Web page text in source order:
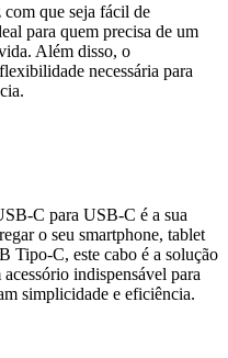
com que seja fácil de
para quem precisa de um
Além disso, o
necessária para
C para USB-C é a sua
o seu smartphone, tablet
Tipo-C, este cabo é a solução
indispensável para
simplicidade e eficiência.